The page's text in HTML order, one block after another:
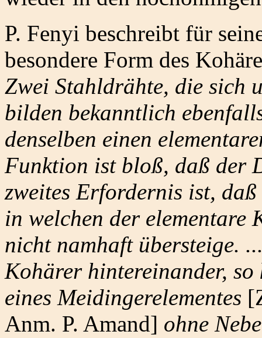
P. Fenyi beschreibt für
besondere Form des
Zwei Stahldrähte, die sich
bilden bekanntlich
denselben einen
Funktion ist bloß, daß der
zweites Erfordernis ist,
in welchen der elementare
nicht namhaft übersteige.
Kohärer hintereinander,
eines Meidingerelementes
Anm. P. Amand] ohne